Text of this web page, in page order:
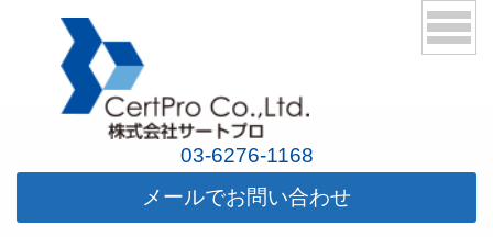
03-6276-1168
メールでお問い合わせ